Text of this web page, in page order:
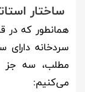
ساختار
همانطور که در
سردخانه دارای
مطلب، سه جز
می‌کنیم: